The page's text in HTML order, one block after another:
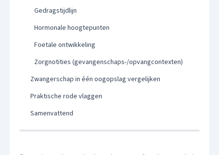
Gedragstijdlijn
Hormonale hoogtepunten
Foetale ontwikkeling
Zorgnotities (gevangenschaps-/opvangcontexten)
Zwangerschap in één oogopslag vergelijken
Praktische rode vlaggen
Samenvattend